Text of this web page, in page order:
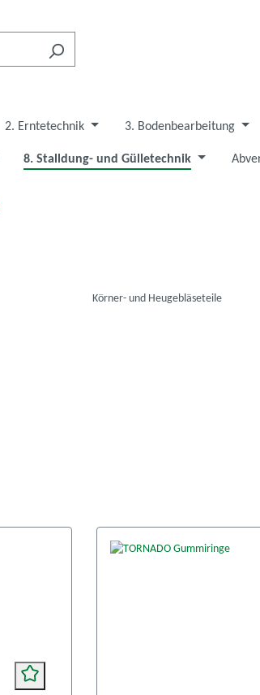
2. Erntetechnik 3. Bodenbearbeitung
8. Stalldung- und Gülletechnik
Körner- und Heugebläseteile